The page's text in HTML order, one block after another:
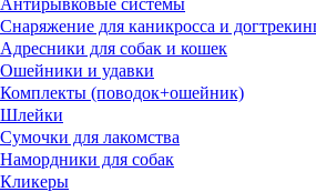
Антирывковые системы
Снаряжение для каникросса и
Адресники для собак и кошек
Ошейники и удавки
Комплекты (поводок+ошейник)
Шлейки
Сумочки для лакомства
Намордники для собак
Кликеры